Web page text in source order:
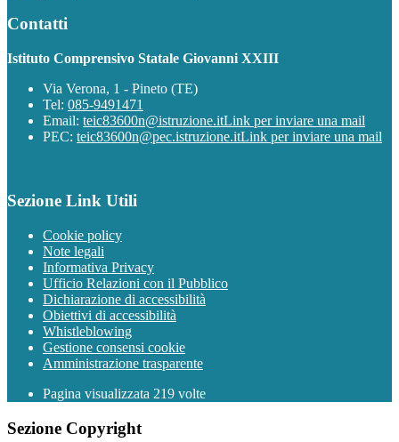
Contatti
Istituto Comprensivo Statale Giovanni XXIII
Via Verona, 1 - Pineto (TE)
Tel: 085-9491471
Email: teic83600n@istruzione.itLink per inviare una mail
PEC: teic83600n@pec.istruzione.itLink per inviare una mail
Sezione Link Utili
Cookie policy
Note legali
Informativa Privacy
Ufficio Relazioni con il Pubblico
Dichiarazione di accessibilità
Obiettivi di accessibilità
Whistleblowing
Gestione consensi cookie
Amministrazione trasparente
Pagina visualizzata 219 volte
Sezione Copyright